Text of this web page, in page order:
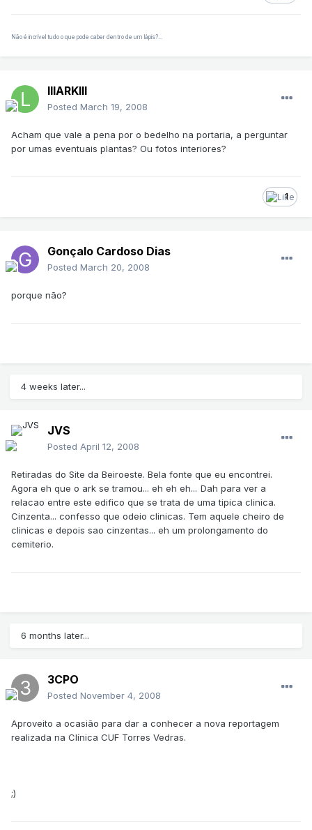
Não é incrível tudo o que pode caber dentro de um lápis?...
lllARKlll
Posted March 19, 2008
Acham que vale a pena por o bedelho na portaria, a perguntar
por umas eventuais plantas? Ou fotos interiores?
1
Gonçalo Cardoso Dias
Posted March 20, 2008
porque não?
4 weeks later...
JVS
Posted April 12, 2008
Retiradas do Site da Beiroeste. Bela fonte que eu encontrei.
Agora eh que o ark se tramou... eh eh eh... Dah para ver a
relacao entre este edifico que se trata de uma tipica clinica.
Cinzenta... confesso que odeio clinicas. Tem aquele cheiro de
clinicas e depois sao cinzentas... eh um prolongamento do
cemiterio.
6 months later...
3CPO
Posted November 4, 2008
Aproveito a ocasião para dar a conhecer a nova reportagem
realizada na Clínica CUF Torres Vedras.
;)